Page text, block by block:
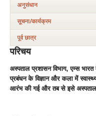
अनुसंधान
सूचना/कार्यक्रम
पूर्व छात्र
परिचय
अस्‍पताल प्रशासन विभाग, एम्‍स
प्रबंधन के विज्ञान और कला में
आरंभ की गई और तब से इसे अस्‍पताल